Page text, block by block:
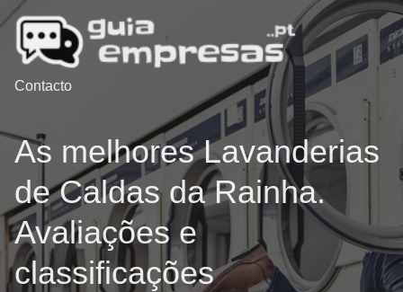
Contacto
As melhores Lavanderias
de Caldas da Rainha.
Avaliações e
classificações